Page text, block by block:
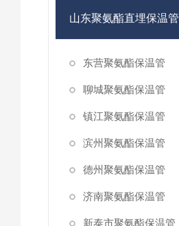
山东聚氨酯直埋保温管
东营聚氨酯保温管
聊城聚氨酯保温管
镇江聚氨酯保温管
滨州聚氨酯保温管
德州聚氨酯保温管
济南聚氨酯保温管
新泰市聚氨酯保温管